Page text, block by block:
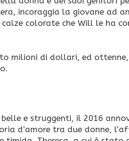
incoraggia la giovane ad
colorate che Will le ha
milioni di dollari, ed
e struggenti, il 2016
d’amore tra due donne,